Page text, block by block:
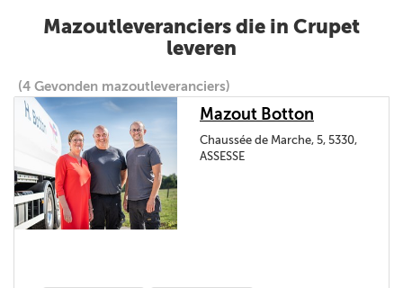
Mazoutleveranciers die in Crupet
leveren
(4 Gevonden mazoutleveranciers)
Mazout Botton
Chaussée de Marche, 5, 5330,
ASSESSE